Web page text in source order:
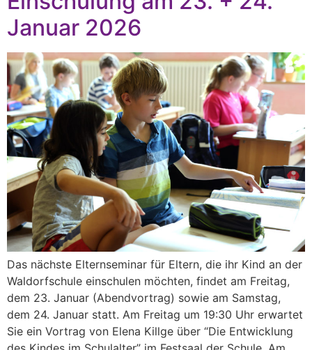
Januar 2026
Das nächste Elternseminar für Eltern, die ihr Kind an der
Waldorfschule einschulen möchten, findet am Freitag,
dem 23. Januar (Abendvortrag) sowie am Samstag,
dem 24. Januar statt. Am Freitag um 19:30 Uhr erwartet
Sie ein Vortrag von Elena Killge über “Die Entwicklung